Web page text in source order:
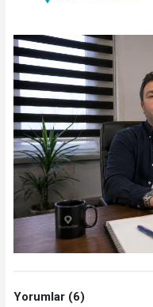
Yorumlar (6)